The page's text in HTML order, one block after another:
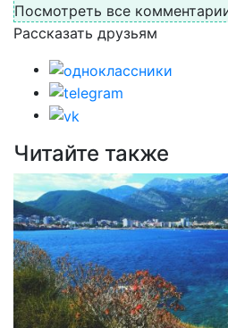
Посмотреть все
Рассказать друзьям
Читайте также